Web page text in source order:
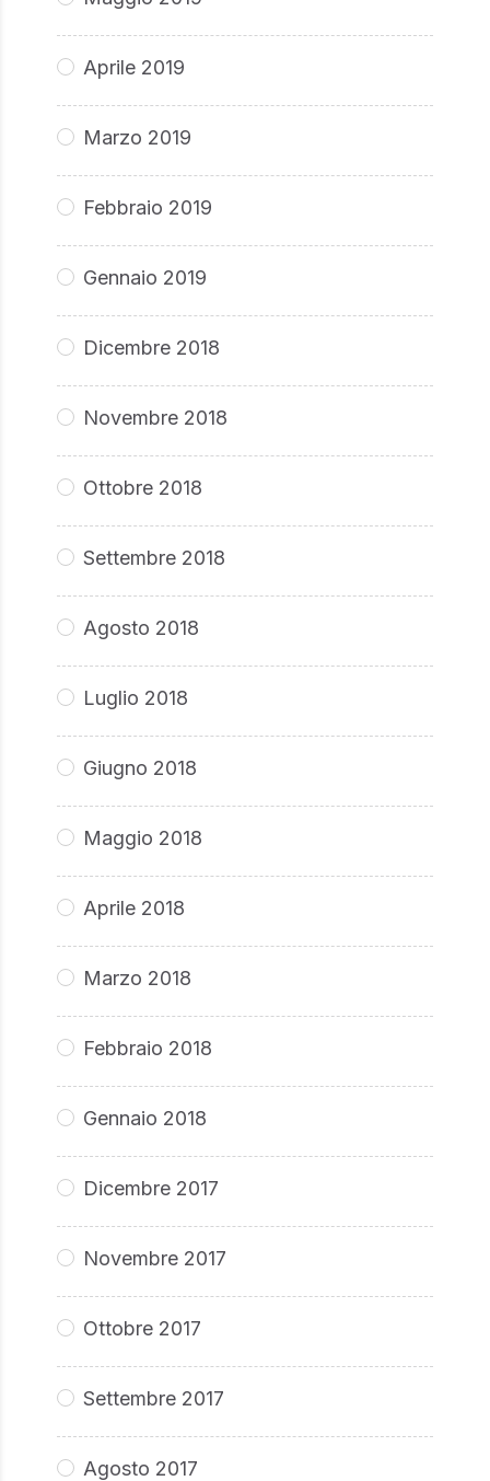
Aprile 2019
Marzo 2019
Febbraio 2019
Gennaio 2019
Dicembre 2018
Novembre 2018
Ottobre 2018
Settembre 2018
Agosto 2018
Luglio 2018
Giugno 2018
Maggio 2018
Aprile 2018
Marzo 2018
Febbraio 2018
Gennaio 2018
Dicembre 2017
Novembre 2017
Ottobre 2017
Settembre 2017
Agosto 2017